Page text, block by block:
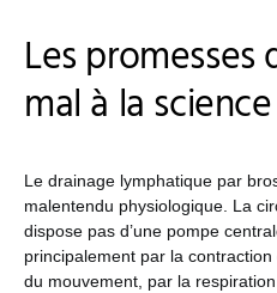
Les
mal à la science
Le drainage lymphatique par
malentendu physiologique. La
dispose pas d’une pompe
principalement par la
du mouvement, par la